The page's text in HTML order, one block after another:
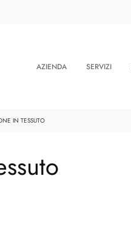
AZIENDA SERVIZI
IN TESSUTO